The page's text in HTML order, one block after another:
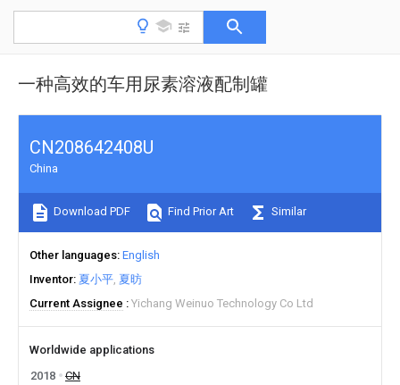
一种高效的车用尿素溶液配制罐
CN208642408U
China
Download PDF Find Prior Art Similar
Other languages English
Inventor 夏小平 夏昉
Current Assignee
Yichang Weinuo Technology Co Ltd
Worldwide applications
2018
CN